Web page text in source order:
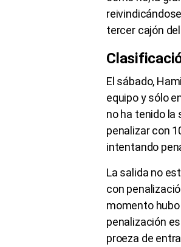
tercer cajón
El sábado,
equipo y sólo
no ha tenido la
penalizar con
intentando
La salida no
con
momento
penalización
proeza de